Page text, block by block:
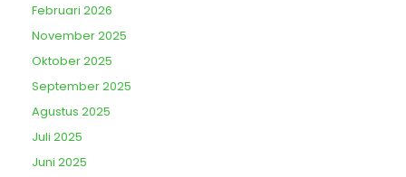
Februari 2026
November 2025
Oktober 2025
September 2025
Agustus 2025
Juli 2025
Juni 2025